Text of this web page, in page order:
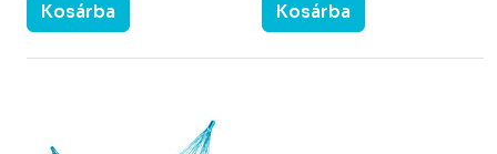
Kosárba Kosárba